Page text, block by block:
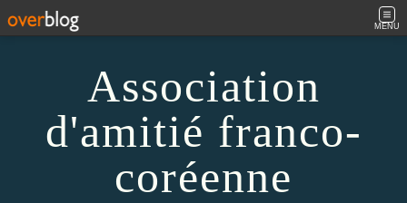
MENU
Association
d'amitié franco-
coréenne